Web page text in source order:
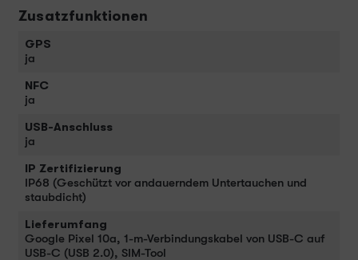
Zusatzfunktionen
GPS
ja
NFC
ja
USB-Anschluss
ja
IP Zertifizierung
IP68 (Geschützt vor andauerndem Untertauchen und
staubdicht)
Lieferumfang
Google Pixel 10a, 1-m-Verbindungskabel von USB-C auf
USB-C (USB 2.0), SIM-Tool